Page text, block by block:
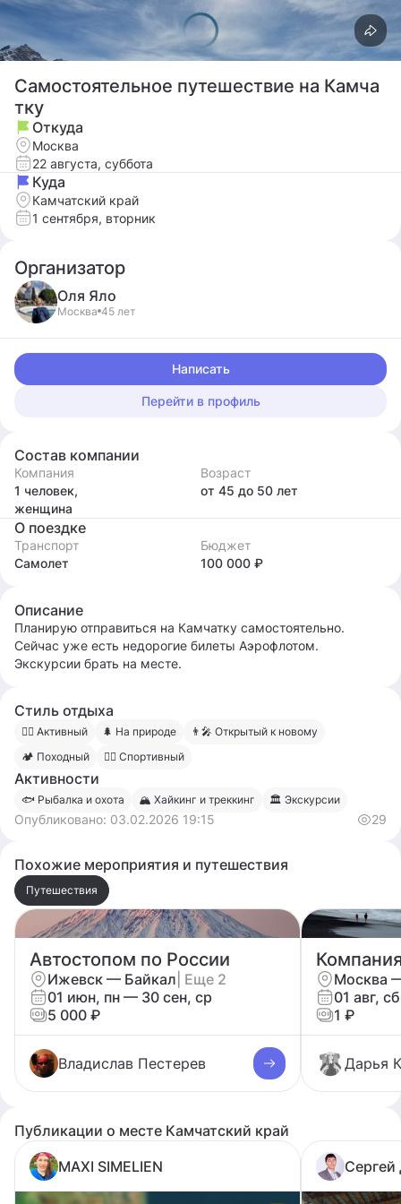
Самостоятельное путешествие на Камча
тку
Откуда
Москва
22 августа, суббота
Куда
Камчатский край
1 сентября, вторник
Организатор
Оля Яло
Москва 45 лет
Написать
Перейти в профиль
Состав компании
Компания
1 человек,
женщина
Возраст
от 45 до 50 лет
О поездке
Транспорт
Самолет
Бюджет
100 000 ₽
Описание
Планирую отправиться на Камчатку самостоятельно.
Сейчас уже есть недорогие билеты Аэрофлотом.
Экскурсии брать на месте.
Стиль отдыха
🧍‍♀️ Активный 🌲 На природе
👨‍🎤 Открытый к новому
🏕 Походный
🚴‍♀️ Спортивный
Активности
🐟 Рыбалка и охота 🏔 Хайкинг и треккинг 🏛 Экскурсии
Опубликовано: 03.02.2026 19:15 29
Похожие мероприятия и путешествия
Путешествия
Автостопом по России
Ижевск — Байкал | Еще 2
01 июн, пн — 30 сен, ср
5 000 ₽
Владислав Пестерев
01 авг,
1 ₽
Дарья К
Публикации о месте Камчатский край
MAXI SIMELIEN
Сергей